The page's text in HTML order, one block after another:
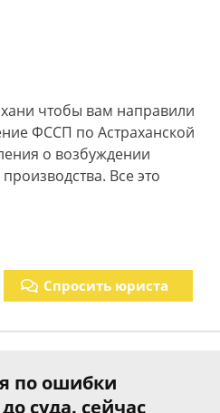
чтобы вам направили
ФССП по Астраханской
о возбуждении
Все это
Спросить юриста
по ошибки
суда. сейчас